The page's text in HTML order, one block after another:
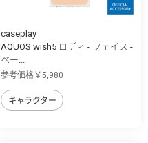
caseplay
AQUOS wish5 ロディ - フェイス -
ベー...
参考価格￥5,980
キャラクター